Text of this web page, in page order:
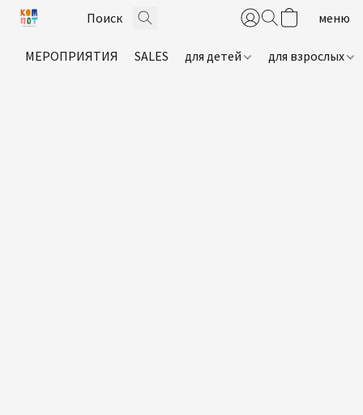
МЕРОПРИЯТИЯ SALES для детей для взрослых